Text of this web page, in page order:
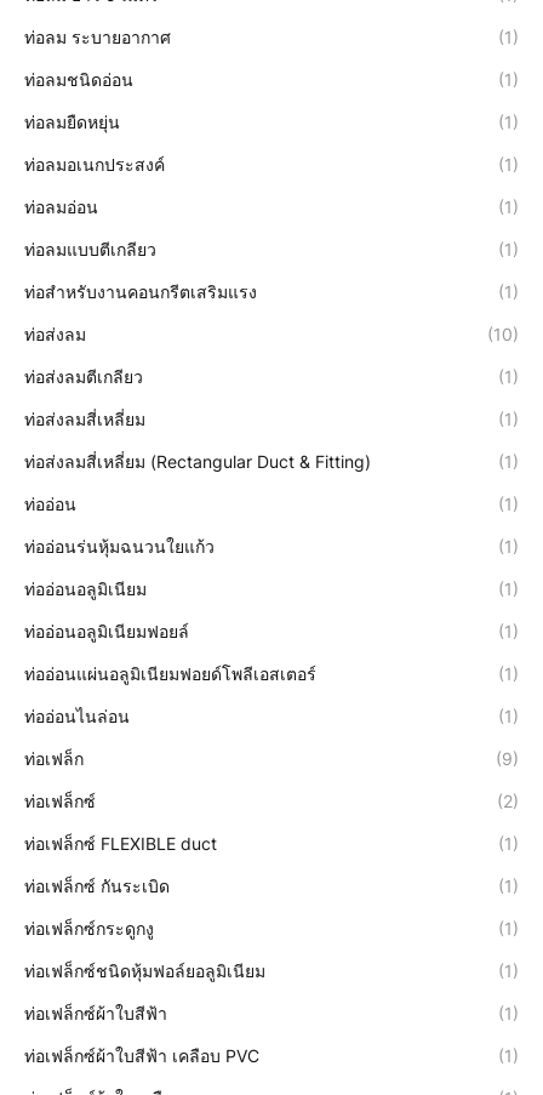
ท่อลม ระบายอากาศ (1)
ท่อลมชนิดอ่อน (1)
ท่อลมยืดหยุ่น (1)
ท่อลมอเนกประสงค์ (1)
ท่อลมอ่อน (1)
ท่อลมแบบตีเกลียว (1)
ท่อสำหรับงานคอนกรีตเสริมแรง (1)
ท่อส่งลม (10)
ท่อส่งลมตีเกลียว (1)
ท่อส่งลมสี่เหลี่ยม (1)
ท่อส่งลมสี่เหลี่ยม (Rectangular Duct & Fitting) (1)
ท่ออ่อน (1)
ท่ออ่อนร่นหุ้มฉนวนใยแก้ว (1)
ท่ออ่อนอลูมิเนียม (1)
ท่ออ่อนอลูมิเนียมฟอยล์ (1)
ท่ออ่อนแผ่นอลูมิเนียมฟอยด์โพลีเอสเตอร์ (1)
ท่ออ่อนไนล่อน (1)
ท่อเฟล็ก (9)
ท่อเฟล็กซ์ (2)
ท่อเฟล็กซ์ FLEXIBLE duct (1)
ท่อเฟล็กซ์ กันระเบิด (1)
ท่อเฟล็กซ์กระดูกงู (1)
ท่อเฟล็กซ์ชนิดหุ้มฟอล์ยอลูมิเนียม (1)
ท่อเฟล็กซ์ผ้าใบสีฟ้า (1)
ท่อเฟล็กซ์ผ้าใบสีฟ้า เคลือบ PVC (1)